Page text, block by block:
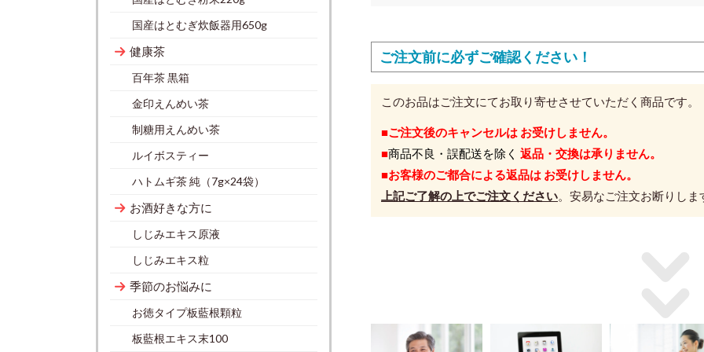
ご注文前に必ずご確認ください！
このお品はご注文にてお取り寄せさせていただく商品です。
■ご注文後のキャンセルは お受けしません。
■商品不良・誤配送を除く 返品・交換は承りません。
■お客様のご都合による返品は お受けしません。
上記ご了解の上でご注文ください。安易なご注文お断りしま
国産はとむぎ炊飯器用650g
健康茶
百年茶 黒箱
金印えんめい茶
制糖用えんめい茶
ルイボスティー
ハトムギ茶 純（7g×24袋）
お酒好きな方に
しじみエキス原液
しじみエキス粒
季節のお悩みに
お徳タイプ板藍根顆粒
板藍根エキス末100